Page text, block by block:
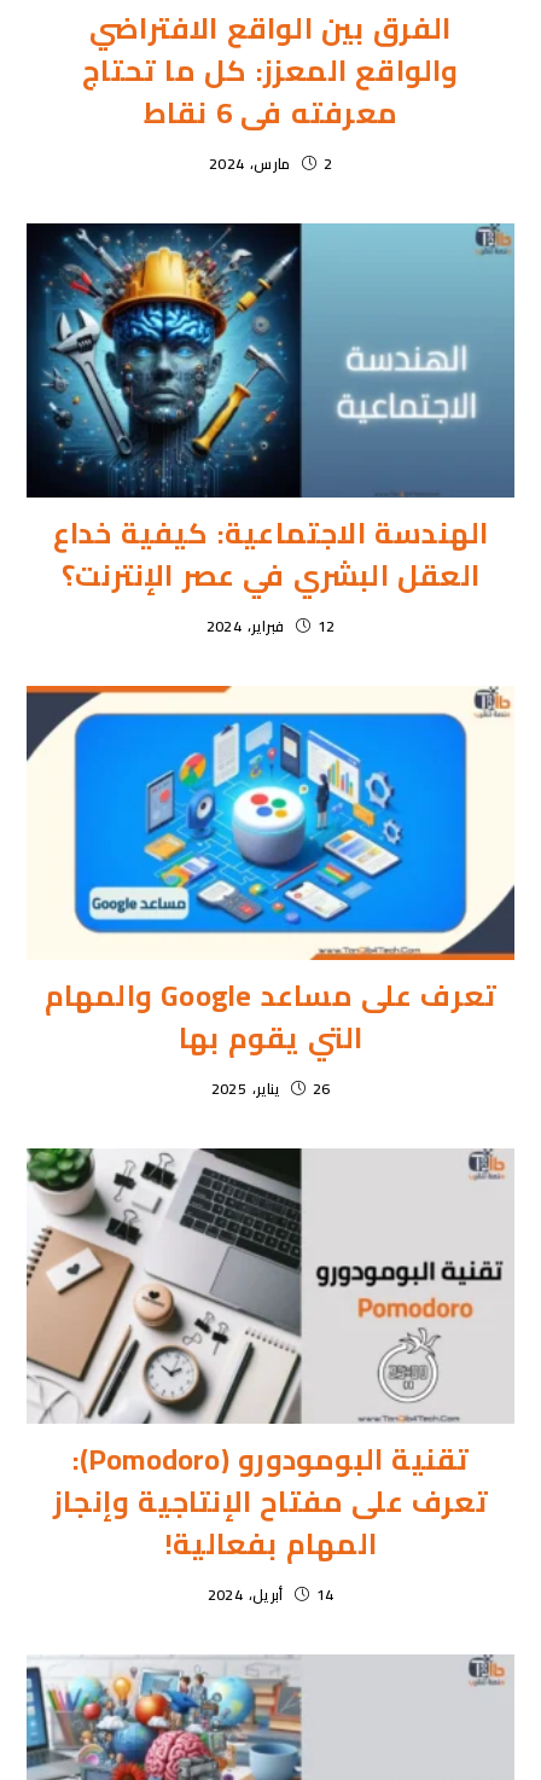
الفرق بين الواقع الافتراضي
والواقع المعزز: كل ما تحتاج
معرفته فى 6 نقاط
2 مارس، 2024
الهندسة الاجتماعية: كيفية خداع
العقل البشري في عصر الإنترنت؟
12 فبراير، 2024
تعرف على مساعد Google والمهام
التي يقوم بها
26 يناير، 2025
تقنية البومودورو (Pomodoro):
تعرف على مفتاح الإنتاجية وإنجاز
المهام بفعالية!
14 أبريل، 2024